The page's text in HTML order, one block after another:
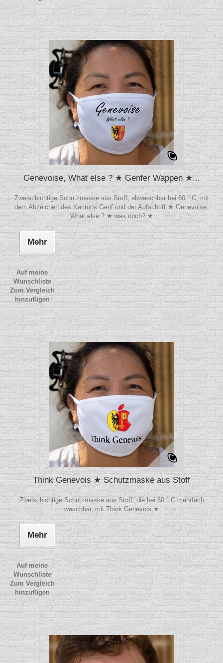
Genevoise, What else ? ★ Genfer Wappen ★...
Zweischichtige Schutzmaske aus Stoff, abwaschbar bei 60 ° C, mit
dem Abzeichen des Kantons Genf und der Aufschrift ★ Genevoise,
What else ? ★ was noch? ★
Mehr
Auf meine
Wunschliste
Zum Vergleich
hinzufügen
Think Genevois ★ Schutzmaske aus Stoff
Zweischichtige Schutzmaske aus Stoff, die bei 60 ° C mehrfach
waschbar, mit Think Genevois ★
Mehr
Auf meine
Wunschliste
Zum Vergleich
hinzufügen